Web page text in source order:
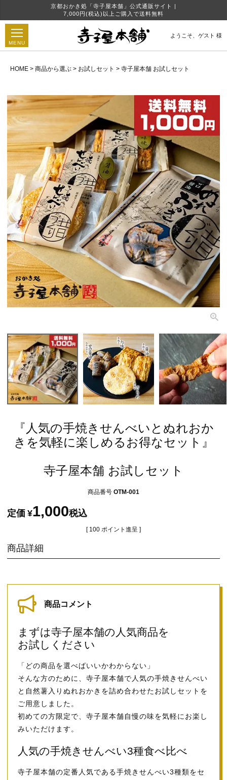
京都おかき処「寺子屋本舗」公式通販サイト |
7,000円(税込)以上ご購入で送料無料
MENU
ようこそ、 ゲスト 様
HOME 商品から選ぶ お試しセット 寺子屋本舗 お試しセット
『人気の手焼きせんべいとぬれおか
きを気軽に楽しめるお得なセット』
寺子屋本舗 お試しセット
商品番号 OTM-001
定価 ¥1,000税込
[ 100 ポイント進呈 ]
商品詳細
商品コメント
まずは寺子屋本舗の人気商品を
お試しください
「どの商品を選べばいいかわからない」
そんな方のために、寺子屋本舗で人気の手焼きせんべい
と自然薯入りぬれおかきを詰め合わせたお試しセットを
ご用意しました。
初めての方限定で、寺子屋本舗自慢の味を気軽にお楽し
みいただけます。
人気の手焼きせんべい3種食べ比べ
寺子屋本舗の定番人気である手焼きせんべい3種類をセ